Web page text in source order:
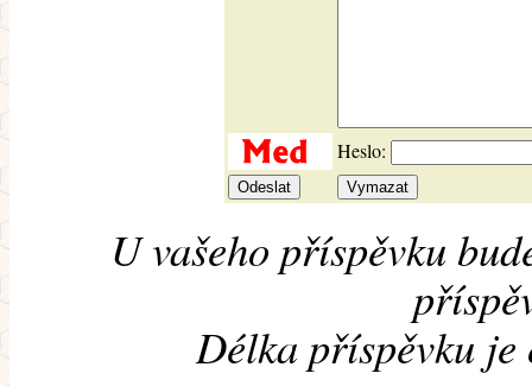
Heslo:
U vašeho příspěvku
Délka příspěvku je